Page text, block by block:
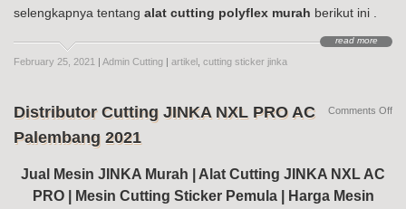
selengkapnya tentang alat cutting polyflex murah berikut ini .
read more
February 25, 2021 | Admin Cutting | artikel cutting sticker jinka
Distributor Cutting JINKA NXL PRO AC
Palembang 2021
Jual Mesin JINKA Murah | Alat Cutting JINKA NXL AC
PRO | Mesin Cutting Sticker Pemula | Harga Mesin
Comments Offon